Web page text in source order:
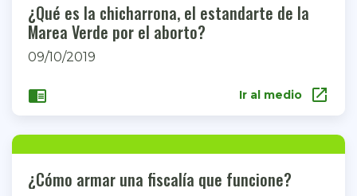
¿Qué es la chicharrona, el estandarte de la
Marea Verde por el aborto?
09/10/2019
chrome_reader_mode Ir al medio open_in_new
¿Cómo armar una fiscalía que funcione?